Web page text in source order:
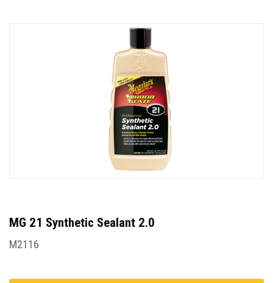
MG 21 Synthetic Sealant 2.0
M2116